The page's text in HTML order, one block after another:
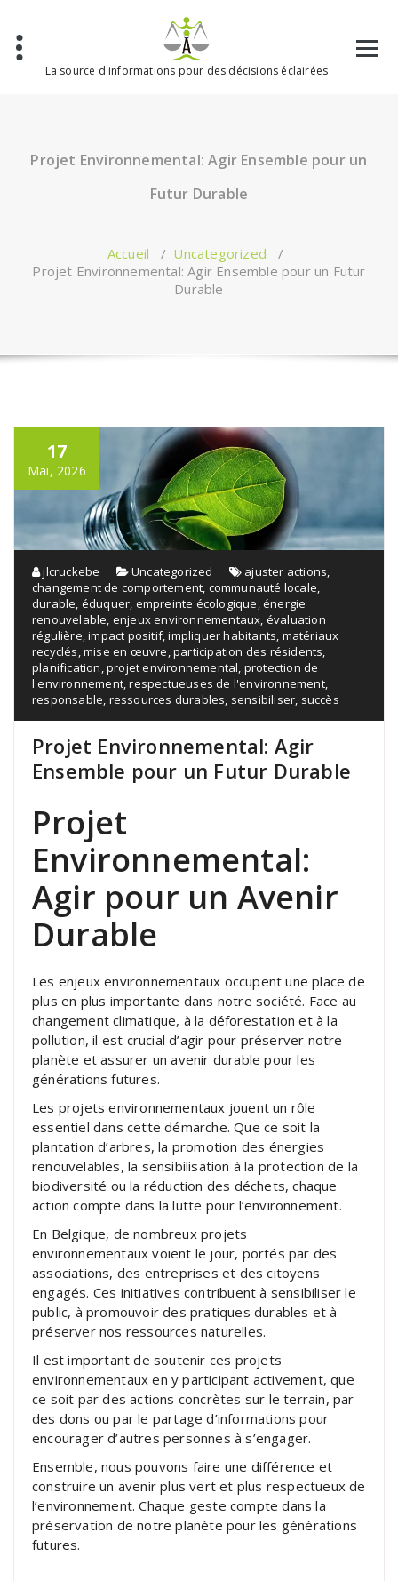
contenu
La source d'informations pour des décisions éclairées
Projet Environnemental: Agir Ensemble pour un
Futur Durable
Accueil / Uncategorized /
Projet Environnemental: Agir Ensemble pour un Futur
Durable
17
Mai, 2026
jlcruckebe Uncategorized ajuster actions,
changement de comportement, communauté locale,
durable, éduquer, empreinte écologique,énergie
renouvelable, enjeux environnementaux, évaluation
régulière,impact positif,impliquer habitants, matériaux
recyclés,mise en œuvre,participation des résidents,
planification,projet environnemental, protection de
l'environnement,respectueuses de l'environnement,
responsable, ressources durables, sensibiliser, succès
Projet Environnemental: Agir
Ensemble pour un Futur Durable
Projet
Environnemental:
Agir pour un Avenir
Durable
Les enjeux environnementaux occupent une place de
plus en plus importante dans notre société. Face au
changement climatique, à la déforestation et à la
pollution, il est crucial d’agir pour préserver notre
planète et assurer un avenir durable pour les
générations futures.
Les projets environnementaux jouent un rôle
essentiel dans cette démarche. Que ce soit la
plantation d’arbres, la promotion des énergies
renouvelables, la sensibilisation à la protection de la
biodiversité ou la réduction des déchets, chaque
action compte dans la lutte pour l’environnement.
En Belgique, de nombreux projets
environnementaux voient le jour, portés par des
associations, des entreprises et des citoyens
engagés. Ces initiatives contribuent à sensibiliser le
public, à promouvoir des pratiques durables et à
préserver nos ressources naturelles.
Il est important de soutenir ces projets
environnementaux en y participant activement, que
ce soit par des actions concrètes sur le terrain, par
des dons ou par le partage d’informations pour
encourager d’autres personnes à s’engager.
Ensemble, nous pouvons faire une différence et
construire un avenir plus vert et plus respectueux de
l’environnement. Chaque geste compte dans la
préservation de notre planète pour les générations
futures.